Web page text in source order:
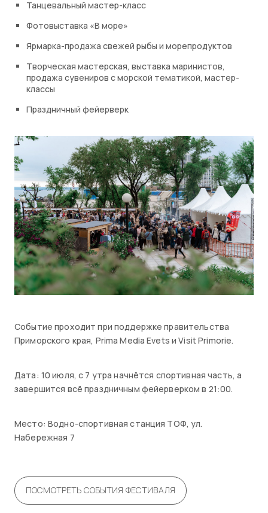
Танцевальный мастер-класс
Фотовыставка «В море»
Ярмарка-продажа свежей рыбы и морепродуктов
Творческая мастерская, выставка маринистов,
продажа сувениров с морской тематикой, мастер-
классы
Праздничный фейерверк
Событие проходит при поддержке правительства
Приморского края, Prima Media Evets и Visit Primorie.
Дата: 10 июля, с 7 утра начнётся спортивная часть, а
завершится всё праздничным фейерверком в 21:00.
Место: Водно-спортивная станция ТОФ, ул.
Набережная 7
ПОСМОТРЕТЬ СОБЫТИЯ ФЕСТИВАЛЯ